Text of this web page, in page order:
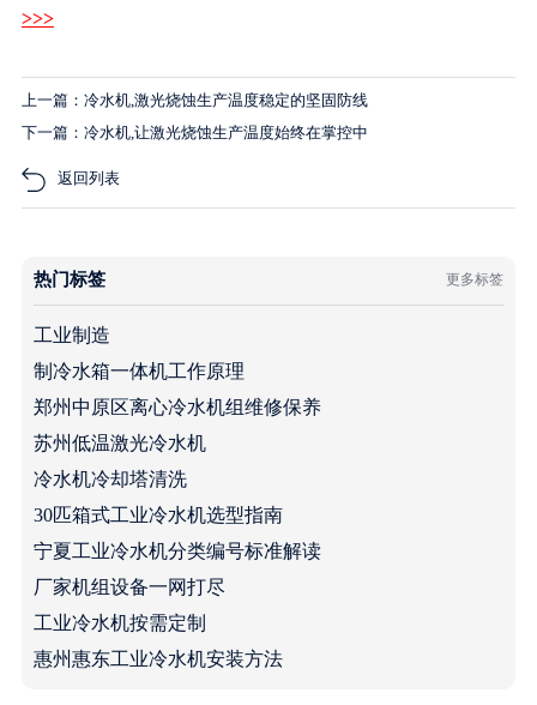
>>>
上一篇：冷水机,激光烧蚀生产温度稳定的坚固防线
下一篇：冷水机,让激光烧蚀生产温度始终在掌控中
返回列表
热门标签 更多标签
工业制造
制冷水箱一体机工作原理
郑州中原区离心冷水机组维修保养
苏州低温激光冷水机
冷水机冷却塔清洗
30匹箱式工业冷水机选型指南
宁夏工业冷水机分类编号标准解读
厂家机组设备一网打尽
工业冷水机按需定制
惠州惠东工业冷水机安装方法